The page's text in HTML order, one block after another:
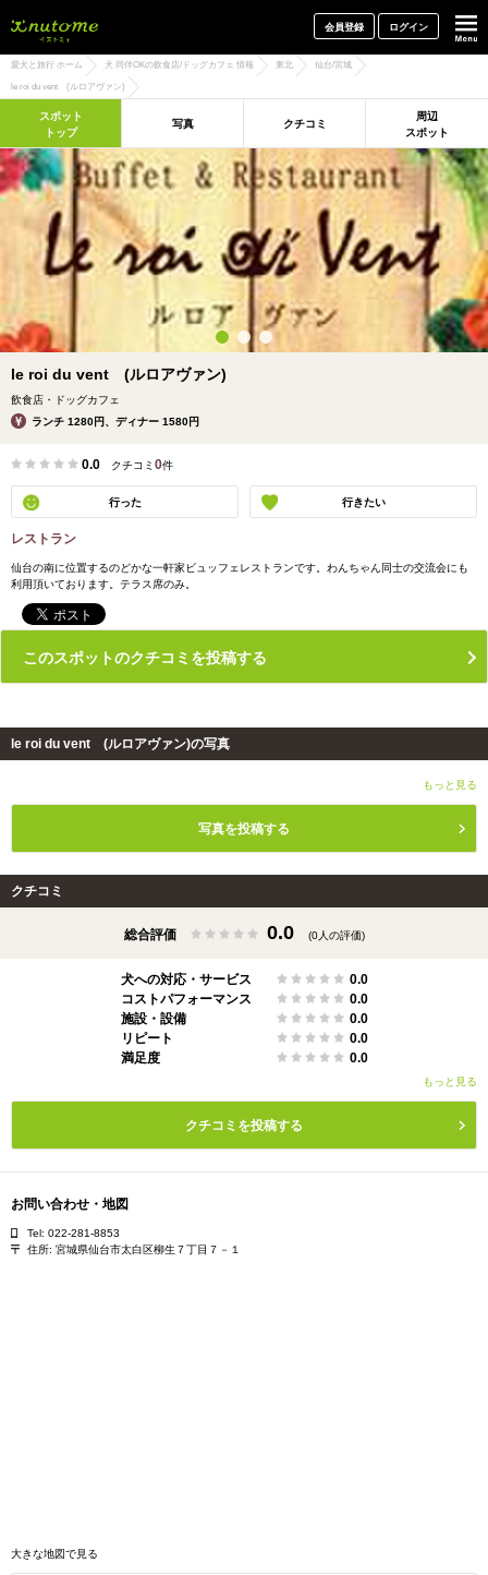
会員登録 ログイン
愛犬と旅行 ホーム 犬 同伴OKの飲食店/ドッグカフェ 情報 東北 仙台/宮城
le roi du vent (ルロアヴァン)
スポット
トップ
写真 クチコミ
周辺
スポット
le roi du vent (ルロアヴァン)
飲食店・ドッグカフェ
ランチ 1280円、ディナー 1580円
0.0 クチコミ 0件
行った 行きたい
レストラン
仙台の南に位置するのどかな一軒家ビュッフェレストランです。わんちゃん同士の交流会にも
利用頂いております。テラス席のみ。
このスポットのクチコミを投稿する
le roi du vent (ルロアヴァン)の写真
もっと見る
写真を投稿する
クチコミ
総合評価 0.0 (0人の評価)
犬への対応・サービス
0.0
コストパフォーマンス
0.0
施設・設備
0.0
リピート
0.0
満足度
0.0
もっと見る
クチコミを投稿する
お問い合わせ・地図
Tel: 022-281-8853
住所: 宮城県仙台市太白区柳生７丁目７－１
大きな地図で見る